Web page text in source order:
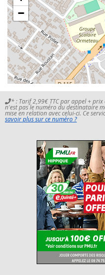
−
* : Tarif 2,99€ TTC par appel +
n'est pas le numéro du destinataire
mise en relation avec celui-ci. Ce
savoir plus sur ce numéro ?